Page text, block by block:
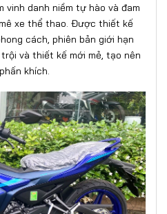
vinh danh niềm tự hào và đam
xe thể thao. Được thiết kế
cách, phiên bản giới hạn
và thiết kế mới mẻ, tạo nên
khích.